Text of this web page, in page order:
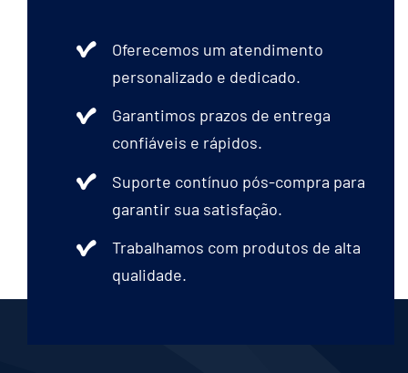
Oferecemos um atendimento
personalizado e dedicado.
Garantimos prazos de entrega
confiáveis e rápidos.
Suporte contínuo pós-compra para
garantir sua satisfação.
Trabalhamos com produtos de alta
qualidade.